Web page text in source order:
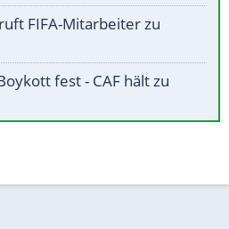
FIFA-Mitarbeiter zu
fest - CAF hält zu